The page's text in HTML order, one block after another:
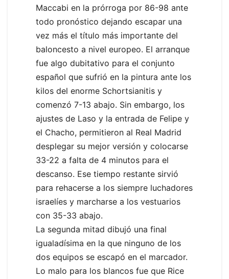
Maccabi en la prórroga por 86-98 ante
todo pronóstico dejando escapar una
vez más el título más importante del
baloncesto a nivel europeo. El arranque
fue algo dubitativo para el conjunto
español que sufrió en la pintura ante los
kilos del enorme Schortsianitis y
comenzó 7-13 abajo. Sin embargo, los
ajustes de Laso y la entrada de Felipe y
el Chacho, permitieron al Real Madrid
desplegar su mejor versión y colocarse
33-22 a falta de 4 minutos para el
descanso. Ese tiempo restante sirvió
para rehacerse a los siempre luchadores
israelíes y marcharse a los vestuarios
con 35-33 abajo.
La segunda mitad dibujó una final
igualadísima en la que ninguno de los
dos equipos se escapó en el marcador.
Lo malo para los blancos fue que Rice